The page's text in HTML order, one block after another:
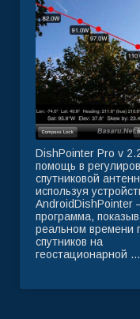
DishPointer Pro v
помощь в
спутниковой
используя
AndroidDishPointer
программа,
реальном времени
спутников на
геостационарной ...